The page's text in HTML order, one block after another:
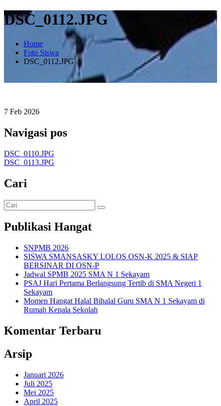
DSC_0112.JPG
Home
Foto Siswa
DSC_0112.JPG
7 Feb 2026
Navigasi pos
DSC_0110.JPG
DSC_0113.JPG
Cari
Publikasi Hangat
SNPMB 2026
SISWA SMANSASKY LOLOS OSN-K 2025 & SIAP
BERSINAR DI OSN-P
Jadwal SPMB 2025 SMA N 1 Sekayam
PSAJ Hari Pertama Berlangsung Tertib di SMA Negeri 1
Sekayam
Momen Hangat Halal Bihalal Guru SMA N 1 Sekayam di
Rumah Kepala Sekolah
Komentar Terbaru
Arsip
Januari 2026
Juli 2025
Mei 2025
April 2025